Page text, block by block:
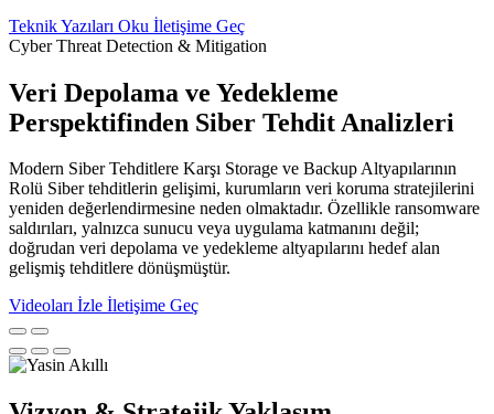
Teknik Yazıları Oku İletişime Geç
Cyber Threat Detection & Mitigation
Veri Depolama ve Yedekleme
Perspektifinden Siber Tehdit Analizleri
Modern Siber Tehditlere Karşı Storage ve Backup Altyapılarının
Rolü Siber tehditlerin gelişimi, kurumların veri koruma stratejilerini
yeniden değerlendirmesine neden olmaktadır. Özellikle ransomware
saldırıları, yalnızca sunucu veya uygulama katmanını değil;
doğrudan veri depolama ve yedekleme altyapılarını hedef alan
gelişmiş tehditlere dönüşmüştür.
Videoları İzle İletişime Geç